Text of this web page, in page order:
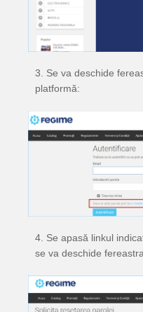
3. Se va deschide
platformă:
4. Se apasă linkul
se va deschide